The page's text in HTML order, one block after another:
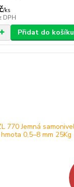
/ks
DPH
Přidat do košíku